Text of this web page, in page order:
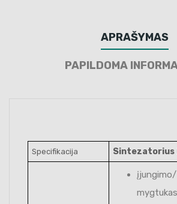
APRAŠYMAS
PAPILDOMA
Specifikacija Sintezatorius